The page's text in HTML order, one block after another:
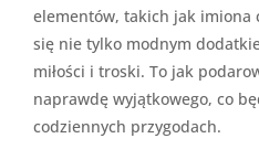
elementów, takich jak imiona
się nie tylko modnym
miłości i troski. To jak
naprawdę wyjątkowego, co
codziennych przygodach.